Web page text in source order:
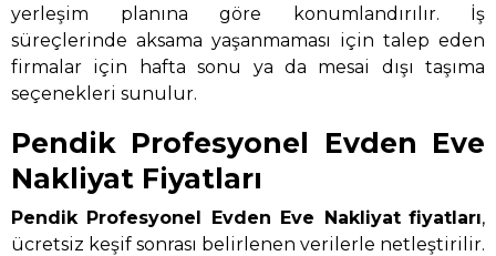
yerleşim planına göre konumlandırılır. İş
süreçlerinde aksama yaşanmaması için talep eden
firmalar için hafta sonu ya da mesai dışı taşıma
seçenekleri sunulur.
Pendik Profesyonel Evden Eve
Nakliyat Fiyatları
Pendik Profesyonel Evden Eve Nakliyat fiyatları,
ücretsiz keşif sonrası belirlenen verilerle netleştirilir.